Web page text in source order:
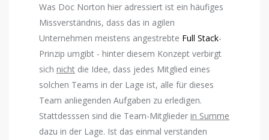
Was Doc Norton hier adressiert ist ein häufiges
Missverständnis, dass das in agilen
Unternehmen meistens angestrebte Full Stack-
Prinzip umgibt - hinter diesem Konzept verbirgt
sich nicht die Idee, dass jedes Mitglied eines
solchen Teams in der Lage ist, alle für dieses
Team anliegenden Aufgaben zu erledigen.
Stattdesssen sind die Team-Mitglieder in Summe
dazu in der Lage. Ist das einmal verstanden